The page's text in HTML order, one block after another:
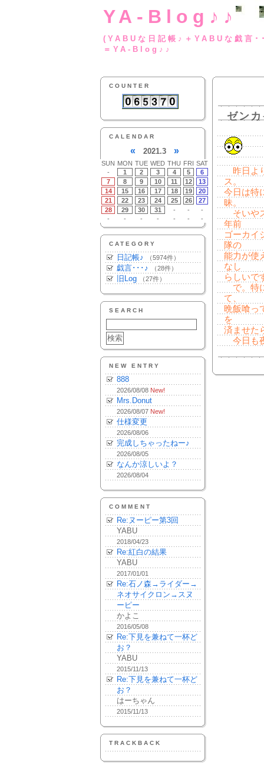
YA-Blog♪♪
(YABUな日記帳♪
＝YA-Blog♪♪
COUNTER
CALENDAR
« 2021.3 »
SUN MON TUE WED THU FRI SAT
-
1 2 3 4 5
6
7
8 9 10 11 12
13
14
15 16 17 18 19
20
21
22 23 24 25 26
27
28
29 30 31 - -
-
-
- - - - - -
CATEGORY
日記帳♪ （5974件）
戯言･･･♪ （28件）
旧Log （27件）
SEARCH
NEW ENTRY
888
2026/08/08 New!
Mrs.Donut
2026/08/07 New!
仕様変更
2026/08/06
完成しちゃったねー♪
2026/08/05
なんか涼しいよ？
2026/08/04
COMMENT
Re:ヌーピー第3回
YABU
2018/04/23
Re:紅白の結果
YABU
2017/01/01
Re:石ノ森→ライダー→
ネオサイクロン→スヌ
ーピー
かよこ
2016/05/08
Re:下見を兼ねて一杯ど
お？
YABU
2015/11/13
Re:下見を兼ねて一杯ど
お？
はーちゃん
2015/11/13
TRACKBACK
ゼン
昨日よ
ス。
今日は特
昧。
そいや
年前
ゴーカイ
隊の
能力が使
なし
らしいで
で。特
て、
晩飯喰っ
を
済ませた
今日も